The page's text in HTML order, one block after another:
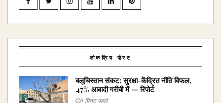
लोकप्रिय पोस्ट
बलूचिस्तान संकट: सुरक्षा-केंद्रित नीति विफल,
47% आबादी गरीबी में — रिपोर्ट